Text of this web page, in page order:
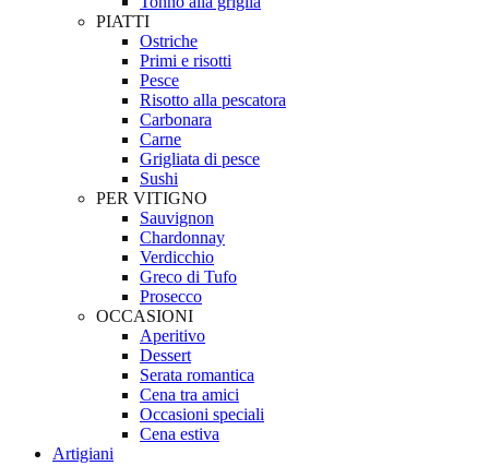
PIATTI
Ostriche
Primi e risotti
Pesce
Risotto alla pescatora
Carbonara
Carne
Grigliata di pesce
Sushi
PER VITIGNO
Sauvignon
Chardonnay
Verdicchio
Greco di Tufo
Prosecco
OCCASIONI
Aperitivo
Dessert
Serata romantica
Cena tra amici
Occasioni speciali
Cena estiva
Artigiani